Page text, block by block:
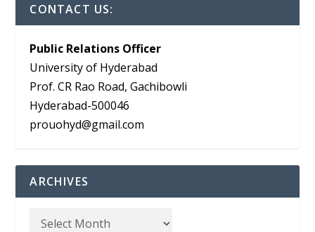
CONTACT US:
Public Relations Officer
University of Hyderabad
Prof. CR Rao Road, Gachibowli
Hyderabad-500046
prouohyd@gmail.com
ARCHIVES